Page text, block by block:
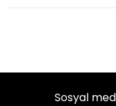
Sosyal